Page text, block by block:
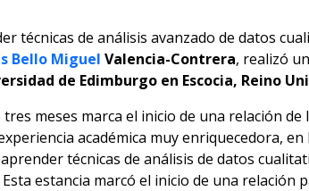
técnicas de análisis avanzado de datos
Bello Miguel Valencia-Contrera, realizó
de Edimburgo en Escocia, Reino
meses marca el inicio de una relación de
académica muy enriquecedora,
aprender técnicas de análisis de datos
estancia marcó el inicio de una relación